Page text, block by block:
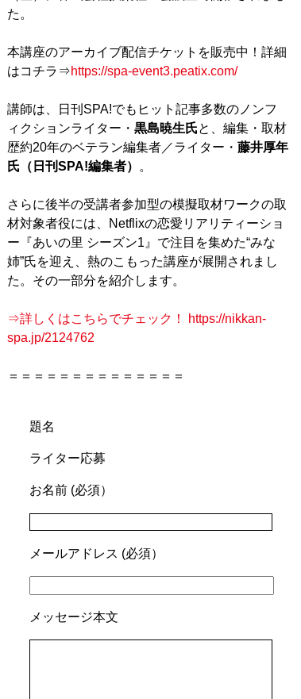
た。
本講座のアーカイブ配信チケットを販売中！詳細
はコチラ⇒https://spa-event3.peatix.com/
講師は、日刊SPA!でもヒット記事多数のノンフ
ィクションライター・ 黒島暁生氏と、編集・取材
歴約20年のベテラン編集者／ライター・ 藤井厚年
氏（日刊SPA!編集者）
。
さらに後半の受講者参加型の模擬取材ワークの取
材対象者役には、Netflixの恋愛リアリティーショ
ー『あいの里 シーズン1』で注目を集めた“みな
姉”氏を迎え、熱のこもった講座が展開されまし
た。その一部分を紹介します。
⇒詳しくはこちらでチェック！ https://nikkan-
spa.jp/2124762
＝＝＝＝＝＝＝＝＝＝＝＝＝＝
題名
ライター応募
お名前 (必須）
メールアドレス (必須）
メッセージ本文